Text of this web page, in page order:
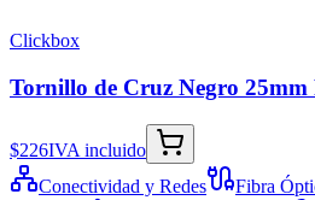
Clickbox
Tornillo de Cruz Negro 25mm
$226IVA incluido
Conectividad y Redes
Fibra